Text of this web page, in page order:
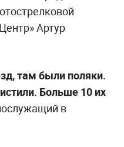
Артур
там были поляки.
Больше 10 их
в